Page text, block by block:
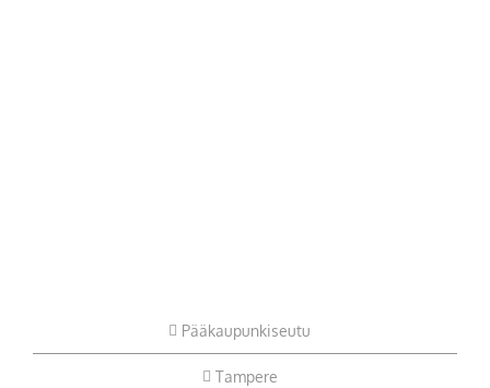
Pääkaupunkiseutu
Tampere